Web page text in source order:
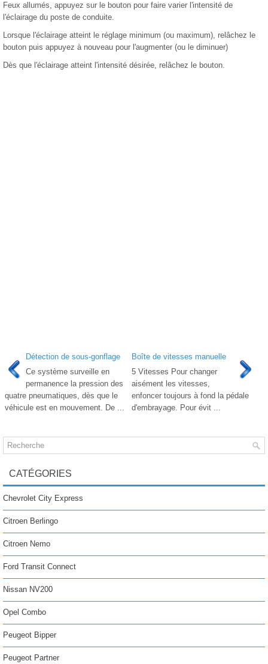
Feux allumés, appuyez sur le bouton pour faire varier l'intensité de
l'éclairage du poste de conduite.
Lorsque l'éclairage atteint le réglage minimum (ou maximum), relâchez le
bouton puis appuyez à nouveau pour l'augmenter (ou le diminuer)
Dès que l'éclairage atteint l'intensité désirée, relâchez le bouton.
Détection de sous-gonflage
Ce système surveille en
permanence la pression des
quatre pneumatiques, dès que le
véhicule est en mouvement. De ...
Boîte de vitesses manuelle
5 Vitesses Pour changer
aisément les vitesses,
enfoncer toujours à fond la pédale
d'embrayage. Pour évit ...
CATÉGORIES
Chevrolet City Express
Citroen Berlingo
Citroen Nemo
Ford Transit Connect
Nissan NV200
Opel Combo
Peugeot Bipper
Peugeot Partner